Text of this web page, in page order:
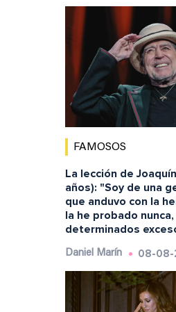
FAMOSOS
La lección de
años): "Soy de una
que anduvo con la
la he probado
determinados
Daniel Marín 08-08-